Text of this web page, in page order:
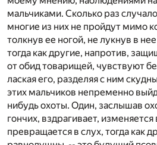
мальчиками. Сколько раз
многие из них не пройдут мимо
толкнув ее ногой, не лукнув в
тогда как другие, напротив,
от обид товарищей, чувствуют
лаская его, разделяя с ним
этих мальчиков непременно
нибудь охоты. Один, заслышав
гончих, вздрагивает, изменяется
превращается в слух, тогда как